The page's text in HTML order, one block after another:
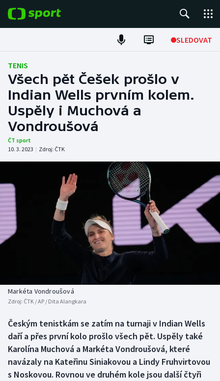
SLEDOVAT
Fotbal
Hokej
Tenis
Atletika
Americký fotbal
Baseball a softbal
Boby a skeleton
Box
Curling
Dostihy
NEPŘEHLÉDNĚTE
AZ kvíz
TENIS
Všech pět Češek prošlo v
Indian Wells prvním kolem.
Uspěly i Muchová a
Vondroušová
ČT sport
10. 3. 2023 | Zdroj: ČTK
Markéta Vondroušová
Zdroj: ČTK / AP / Dita Alangkara
Českým tenistkám se zatím na turnaji v Indian Wells
daří a přes první kolo prošlo všech pět. Uspěly také
Karolína Muchová a Markéta Vondroušová, které
navázaly na Kateřinu Siniakovou a Lindy Fruhvirtovou
s Noskovou. Rovnou ve druhém kole jsou další čtyři